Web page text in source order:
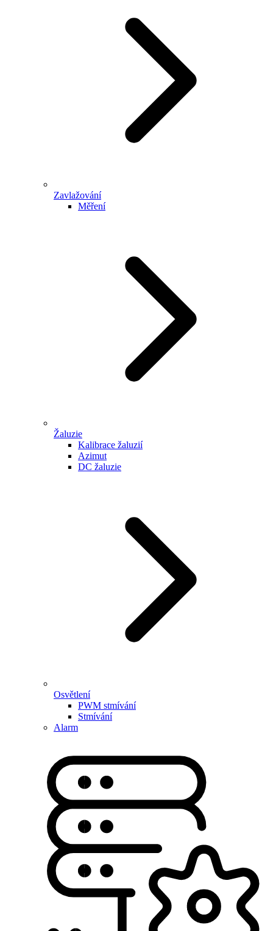
Zavlažování
Měření
Žaluzie
Kalibrace žaluzií
Azimut
DC žaluzie
Osvětlení
PWM stmívání
Stmívání
Alarm